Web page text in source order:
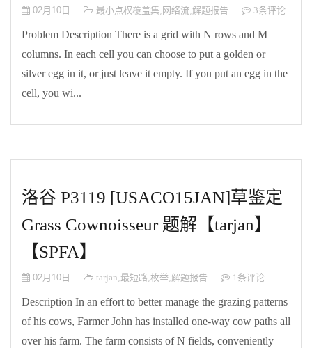
02月10日 最小点权覆盖集, 网络流,解题报告 3条评论
Problem Description There is a grid with N rows and M
columns. In each cell you can choose to put a golden or
silver egg in it, or just leave it empty. If you put an egg in the
cell, you wi...
洛谷 P3119 [USACO15JAN]草鉴定
Grass Cownoisseur 题解【tarjan】
【SPFA】
02月10日 tarjan,最短路,枚举,解题报告 1条评论
Description In an effort to better manage the grazing patterns
of his cows, Farmer John has installed one-way cow paths all
over his farm. The farm consists of N fields, conveniently